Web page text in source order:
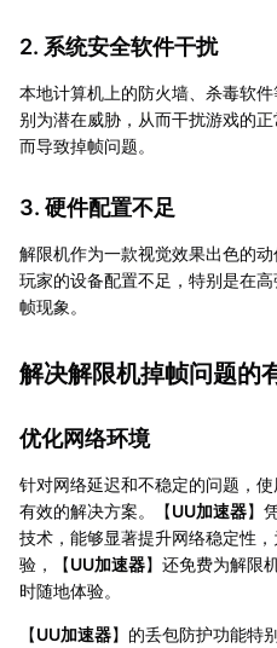
2. 系统安全软件干扰
本地计算机上的防火墙、杀毒软
别为潜在威胁，从而干扰游戏的
而导致掉帧问题。
3. 硬件配置不足
解限机作为一款视觉效果出色的
玩家的设备配置不足，特别是在
帧现象。
解决解限机掉帧问题的
优化网络环境
针对网络延迟和不稳定的问题，
有效的解决方案。【UU加速器】
技术，能够显著提升网络稳定性
验，【UU加速器】还免费为解限
时随地体验。
【UU加速器】的丢包防护功能特